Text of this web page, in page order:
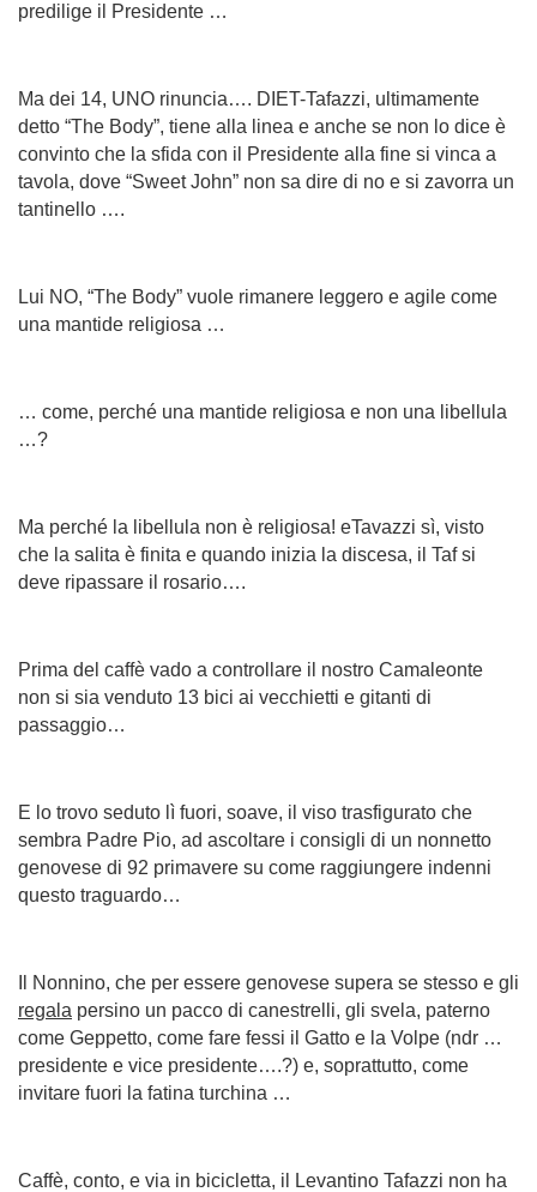
predilige il Presidente …
Ma dei 14, UNO rinuncia…. DIET-Tafazzi, ultimamente
detto “The Body”, tiene alla linea e anche se non lo dice è
convinto che la sfida con il Presidente alla fine si vinca a
tavola, dove “Sweet John” non sa dire di no e si zavorra un
tantinello ….
Lui NO, “The Body” vuole rimanere leggero e agile come
una mantide religiosa …
… come, perché una mantide religiosa e non una libellula
…?
Ma perché la libellula non è religiosa! eTavazzi sì, visto
che la salita è finita e quando inizia la discesa, il Taf si
deve ripassare il rosario….
Prima del caffè vado a controllare il nostro Camaleonte
non si sia venduto 13 bici ai vecchietti e gitanti di
passaggio…
E lo trovo seduto lì fuori, soave, il viso trasfigurato che
sembra Padre Pio, ad ascoltare i consigli di un nonnetto
genovese di 92 primavere su come raggiungere indenni
questo traguardo…
Il Nonnino, che per essere genovese supera se stesso e gli
regala persino un pacco di canestrelli, gli svela, paterno
come Geppetto, come fare fessi il Gatto e la Volpe (ndr …
presidente e vice presidente….?) e, soprattutto, come
invitare fuori la fatina turchina …
Caffè, conto, e via in bicicletta, il Levantino Tafazzi non ha